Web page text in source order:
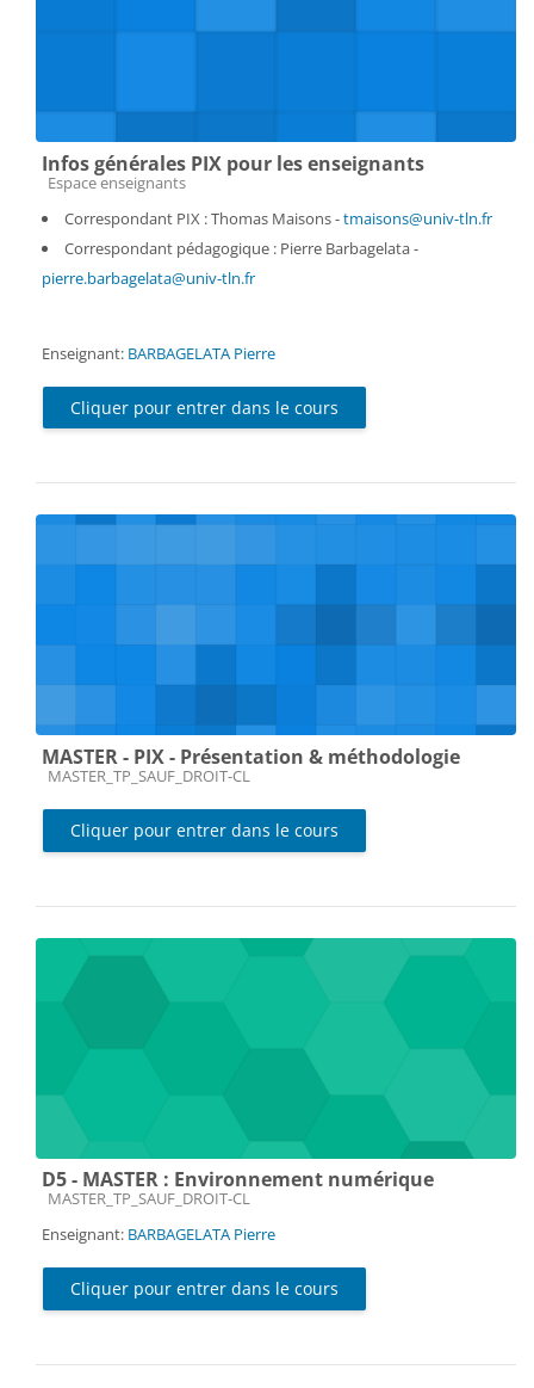
Infos générales PIX pour les enseignants
Catégorie de cours
Espace enseignants
Correspondant PIX : Thomas Maisons -tmaisons@univ-tln.fr
Correspondant pédagogique : Pierre Barbagelata -
pierre.barbagelata@univ-tln.fr
Enseignant: BARBAGELATA Pierre
Cliquer pour entrer dans le cours
MASTER - PIX - Présentation & méthodologie
Catégorie de cours
MASTER_TP_SAUF_DROIT-CL
Cliquer pour entrer dans le cours
D5 - MASTER : Environnement numérique
Catégorie de cours
MASTER_TP_SAUF_DROIT-CL
Enseignant: BARBAGELATA Pierre
Cliquer pour entrer dans le cours